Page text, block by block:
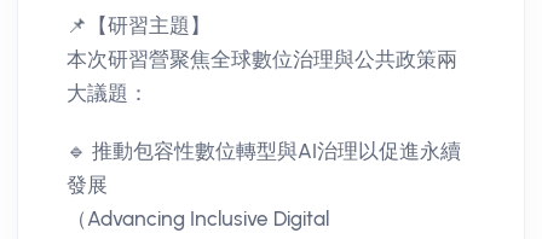
📌【研習主題】
本次研習營聚焦全球數位治理與公共政策兩
大議題：
🔹 推動包容性數位轉型與AI治理以促進永續
發展
（Advancing Inclusive Digital